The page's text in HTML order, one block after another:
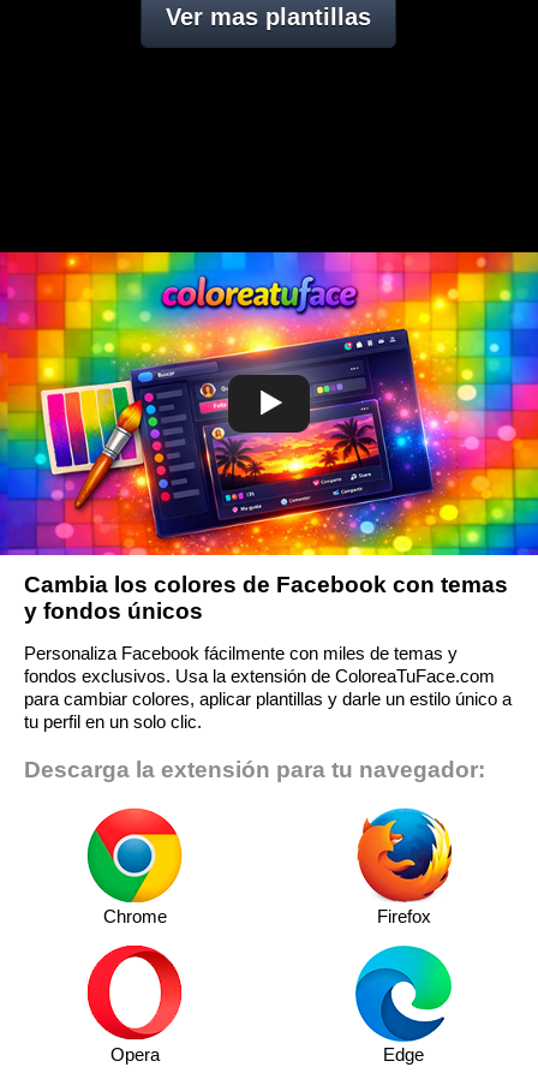
Ver mas plantillas
Cambia los colores de Facebook con temas
y fondos únicos
Personaliza Facebook fácilmente con miles de temas y
fondos exclusivos. Usa la extensión de ColoreaTuFace.com
para cambiar colores, aplicar plantillas y darle un estilo único a
tu perfil en un solo clic.
Descarga la extensión para tu navegador:
Chrome Firefox
Opera Edge